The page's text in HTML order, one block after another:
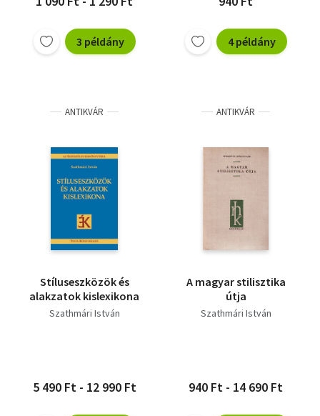
3 példány 4 példány
ANTIKVÁR
Stíluseszközök és
alakzatok kislexikona
Szathmári István
5 490 Ft - 12 990 Ft
ANTIKVÁR
A magyar stilisztika
útja
Szathmári István
940 Ft - 14 690 Ft